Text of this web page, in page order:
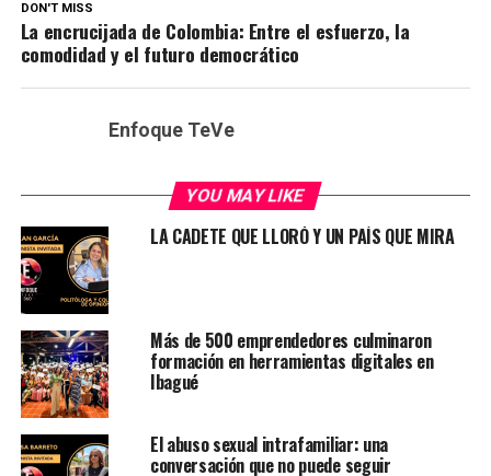
DON'T MISS
La encrucijada de Colombia: Entre el esfuerzo, la
comodidad y el futuro democrático
Enfoque TeVe
YOU MAY LIKE
LA CADETE QUE LLORÓ Y UN PAÍS QUE MIRA
Más de 500 emprendedores culminaron
formación en herramientas digitales en
Ibagué
El abuso sexual intrafamiliar: una
conversación que no puede seguir